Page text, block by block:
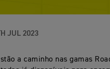
JUL 2023
a caminho nas gamas